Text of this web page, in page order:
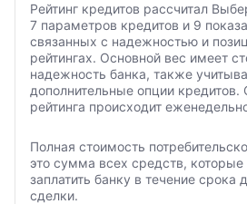
Рейтинг кредитов рассчитал
7 параметров кредитов и 9
связанных с надежностью и
рейтингах. Основной вес имеет
надежность банка, также
дополнительные опции кредитов.
рейтинга происходит
Полная стоимость
это сумма всех средств, которые
заплатить банку в течение срока
сделки.